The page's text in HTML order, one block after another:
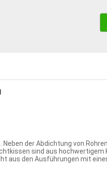
der Abdichtung von
sind aus
aus den Ausführungen mit